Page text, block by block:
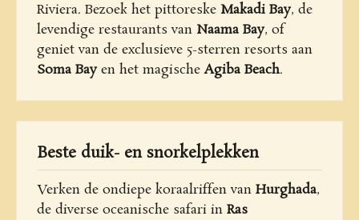
Riviera. Bezoek het pittoreske Makadi Bay, de
levendige restaurants van Naama Bay, of
geniet van de exclusieve 5-sterren resorts aan
Soma Bay en het magischeAgiba Beach.
Beste duik- en snorkelplekken
Verken de ondiepe koraalriffen van Hurghada,
de diverse oceanische safari in Ras